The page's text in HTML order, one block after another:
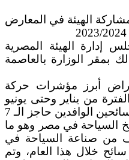
الهيئة في المعارض
إدارة الهيئة المصرية
بمقر الوزارة بالعاصمة
أبرز مؤشرات حركة
من يناير وحتى يونيو
الماضي حيث تخطت أعداد السائحين الوافدين حاجز الـ 7
السياحة في مصر وهو ما
من صناعة السياحة في
إلى 15 مليون سائح خلال هذا العام، وتم